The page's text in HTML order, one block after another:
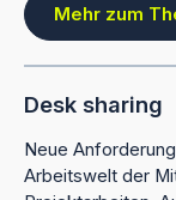
Mehr zum
Desk sharing
Neue
Arbeitswelt der